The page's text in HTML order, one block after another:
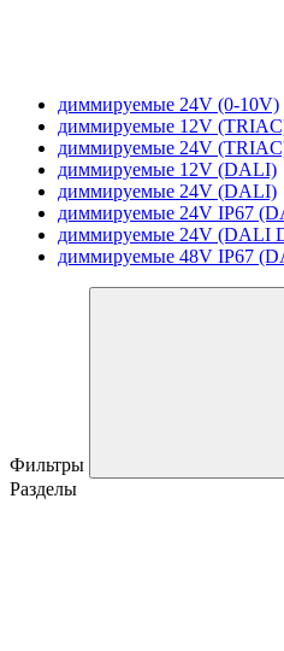
диммируемые 24V (0-10V)
диммируемые 12V
диммируемые 24V
диммируемые 12V (DALI)
диммируемые 24V (DALI)
диммируемые 24V IP67
диммируемые 24V (DALI
диммируемые 48V IP67
Фильтры
Разделы